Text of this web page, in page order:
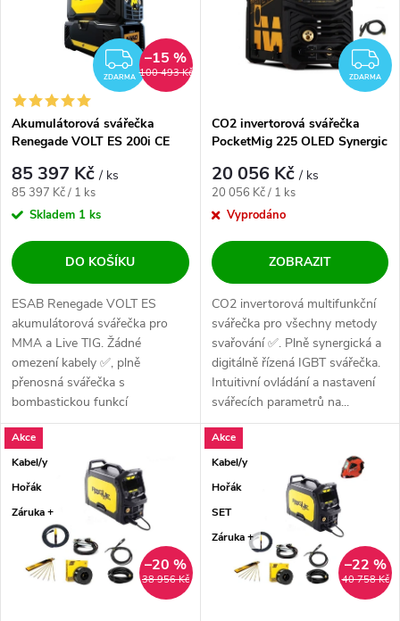
Abecedně
ZDARMA
ZDARMA 100 493 Kč
–15 %
Akumulátorová svářečka
Renegade VOLT ES 200i CE
85 397 Kč/ ks
Měrná cena:
85 397 Kč / 1 ks
Skladem 1 ks
DO KOŠÍKU
ESAB Renegade VOLT ES
akumulátorová svářečka pro
MMA a Live TIG. Žádné
omezení kabely ✅, plně
přenosná svářečka s
bombastickou funkcí
HYBRID✅. Špičkový stroj pro
profíky. Nová...
ZDARMA
CO2 invertorová svářečka
PocketMig 225 OLED Synergic
20 056 Kč/ ks
Měrná cena:
20 056 Kč / 1 ks
Vyprodáno
ZOBRAZIT
CO2 invertorová multifunkční
svářečka pro všechny metody
svařování ✅. Plně synergická a
digitálně řízená IGBT svářečka.
Intuitivní ovládání a nastavení
svářecích parametrů na...
Akce
Kabel/y
Hořák
Záruka +
38 956 Kč
–20 %
Akce
Kabel/y
Hořák
SET
Záruka +
40 758 Kč
–22 %